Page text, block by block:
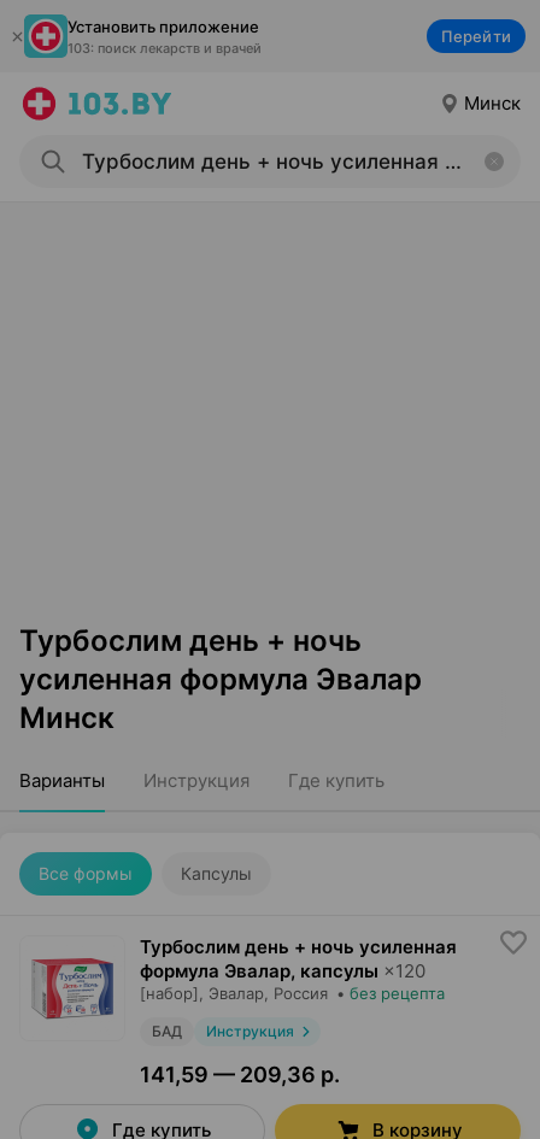
Установить приложение
103: поиск лекарств и врачей
Перейти
Минск
Турбослим день + ночь
усиленная формула Эвалар
Минск
Варианты Инструкция Где купить
Все формы Капсулы
Турбослим день + ночь усиленная
формула Эвалар, капсулы ×120
[набор], Эвалар , Россия • без рецепта
БАД Инструкция
141,59 — 209,36 р.
Где купить В корзину